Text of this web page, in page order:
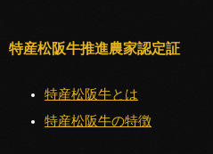
特産松阪牛推進農家認定証
特産松阪牛とは
特産松阪牛の特徴